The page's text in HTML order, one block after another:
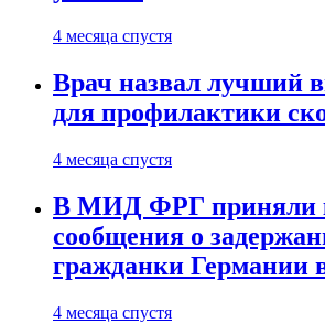
4 месяца спустя
Врач назвал лучший
для профилактики
4 месяца спустя
В МИД ФРГ приняли
сообщения о
гражданки Германии
4 месяца спустя